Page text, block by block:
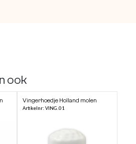
ook
Vingerhoedje Holland molen
Artikelnr: VING.01